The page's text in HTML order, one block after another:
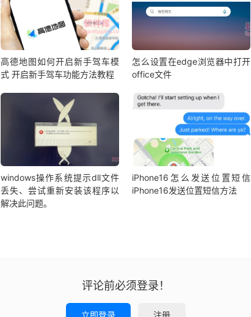
高德地图如何开启新手驾车模
式 开启新手驾车功能方法教程
怎么设置在edge浏览器中打开
office文件
windows操作系统提示dll文件
丢失、尝试重新安装该程序以
解决此问题。
iPhone16怎么发送位置短信
iPhone16发送位置短信方法
评论前必须登录！
立即登录 注册